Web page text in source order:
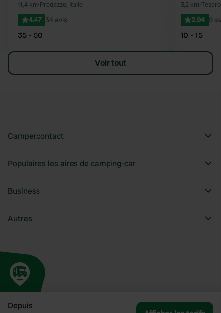
Depuis
Préféré
11,4 km•Predazzo, Italie
4.47 34 avis
35 - 50
3,2 km•
2.94 9
10 - 15
Voir tout
Campercontact
Populaires les aires de camping-car
Business
Autres